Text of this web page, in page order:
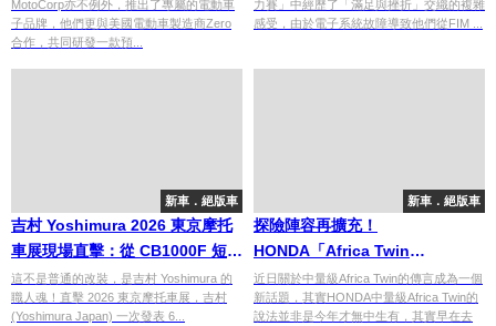
MotoCorp亦不例外，推出了專屬的電動車
子品牌，他們更與美國電動車製造商Zero
合作，共同研發一款預...
力賽」中經歷了「滿足與挫折」交織的複雜
感受，由於電子系統故障導致他們從FIM ...
新車．絕版車
吉村 Yoshimura 2026 東京摩托
車展現場直擊：從 CB1000F 短管
到 GSX-R1100 復刻外殼，6 台最
強改裝車全解析
這不是普通的改裝，是吉村 Yoshimura 的
職人魂！直擊 2026 東京摩托車展，吉村
(Yoshimura Japan) 一次發表 6...
新車．絕版車
探險陣容再擴充！
HONDA「Africa Twin
CRF850L」問世？
近日關於中量級Africa Twin的傳言成為一個
新話題，其實HONDA中量級Africa Twin的
說法並非是今年才無中生有，其實早在去